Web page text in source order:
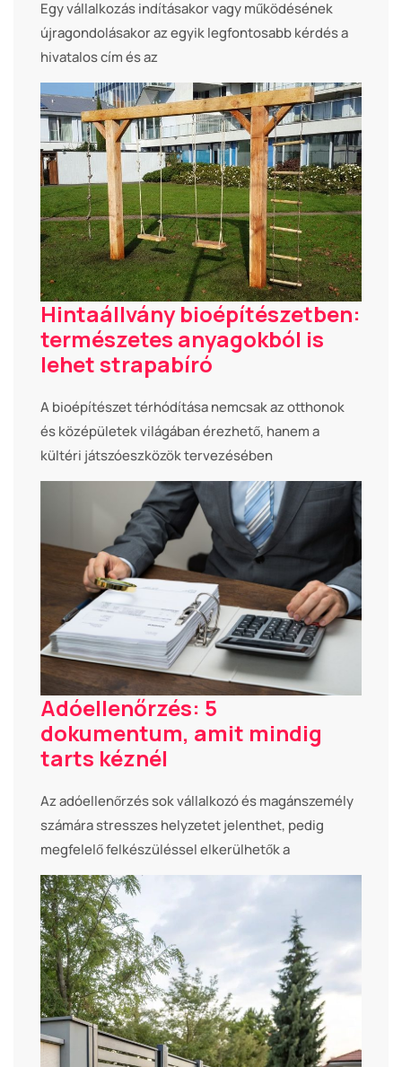
Egy vállalkozás indításakor vagy működésének
újragondolásakor az egyik legfontosabb kérdés a
hivatalos cím és az
Hintaállvány bioépítészetben:
természetes anyagokból is
lehet strapabíró
A bioépítészet térhódítása nemcsak az otthonok
és középületek világában érezhető, hanem a
kültéri játszóeszközök tervezésében
Adóellenőrzés: 5
dokumentum, amit mindig
tarts kéznél
Az adóellenőrzés sok vállalkozó és magánszemély
számára stresszes helyzetet jelenthet, pedig
megfelelő felkészüléssel elkerülhetők a